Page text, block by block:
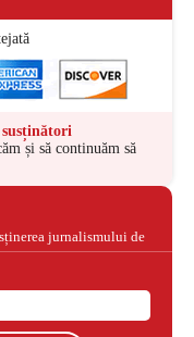
și să continuăm să
jurnalismului de